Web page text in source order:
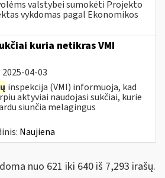
valstybei sumokėti Projekto
vykdomas pagal Ekonomikos
kuria netikras VMI
2025-04-03
inspekcija (VMI) informuoja, kad
aktyviai naudojasi sukčiai, kurie
siunčia melagingus
Naujiena
nuo 621 iki 640 iš 7,293 irašų.